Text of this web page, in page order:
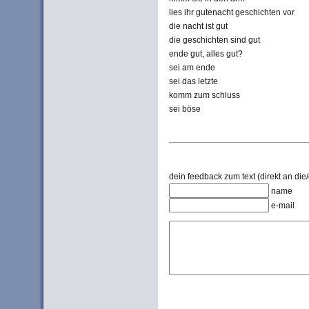
lies ihr gutenacht geschichten vor
die nacht ist gut
die geschichten sind gut
ende gut, alles gut?
sei am ende
sei das letzte
komm zum schluss
sei böse
dein feedback zum text (direkt an
name
e-mail